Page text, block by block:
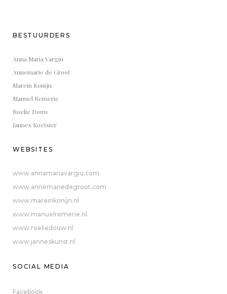
BESTUURDERS
Anna Maria Vargiu
Annemarie de Groot
Marein Konijn
Manuel Remerie
Roelie Douw
Jannes Koetsier
WEBSITES
www.annamariavargiu.com
www.annemariedegroot.com
www.mareinkonijn.nl
www.manuelremerie.nl
www.roeliedouw.nl
www.janneskunst.nl
SOCIAL MEDIA
Facebook